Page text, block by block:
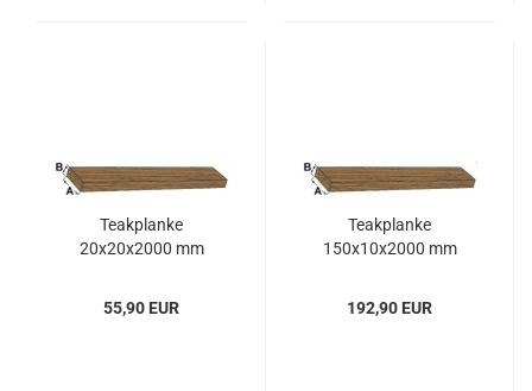
Teak­plan­ke
20x20x2000 mm
55,90 EUR
Teak­plan­ke
150x10x2000 mm
192,90 EUR